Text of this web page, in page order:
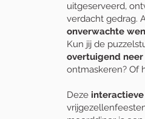
uitgeserveerd,
verdacht gedrag.
onverwachte
Kun jij de
overtuigend
ontmaskeren? Of
Deze